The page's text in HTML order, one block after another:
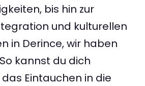
bis hin zur
und kulturellen
in Derince, wir haben
kannst du dich
Eintauchen in die